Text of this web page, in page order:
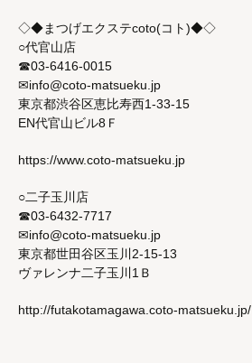
◇◆まつげエクステcoto(コト)◆◇
○代官山店
☎03-6416-0015
✉info@coto-matsueku.jp
東京都渋谷区恵比寿西1-33-15
EN代官山ビル8Ｆ
https://www.coto-matsueku.jp
○二子玉川店
☎03-6432-7717
✉info@coto-matsueku.jp
東京都世田谷区玉川2-15-13
ヴァレンナ二子玉川1Ｂ
http://futakotamagawa.coto-matsueku.jp/